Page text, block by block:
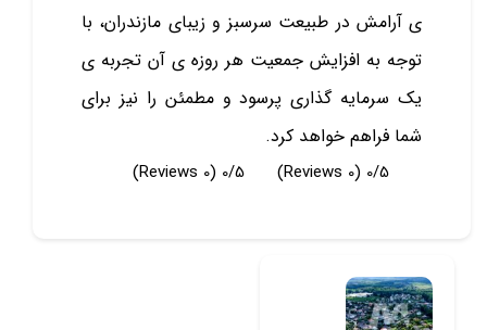
ی آرامش در طبیعت سرسبز و زیبای مازندران، با
توجه به افزایش جمعیت هر روزه ی آن تجربه ی
یک سرمایه گذاری پرسود و مطمئن را نیز برای
شما فراهم خواهد کرد.
0/5
(0 Reviews)
0/5
(0 Reviews)